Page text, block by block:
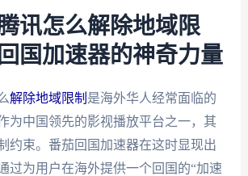
讯怎么解除地域限
国加速器的神奇力量
解除地域限制 是海外华人经常面临的
为中国领先的影视播放平台之一，其
约束。番茄回国加速器在这时显现出
过为用户在海外提供一个回国的“加速